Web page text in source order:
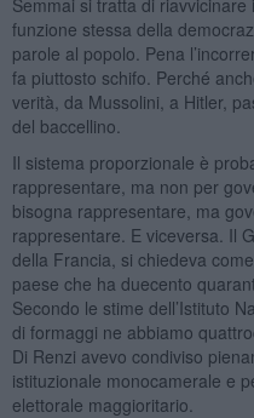
funzione stessa della
parole al popolo. Pena
fa piuttosto schifo. Perché
verità, da Mussolini, a Hitler,
del baccellino.
Il sistema proporzionale è
rappresentare, ma non per
bisogna rappresentare, ma
rappresentare. E viceversa. Il
della Francia, si chiedeva
paese che ha duecento
Secondo le stime dell’Istituto
di formaggi ne abbiamo
Di Renzi avevo condiviso
istituzionale monocamerale e
elettorale maggioritario.